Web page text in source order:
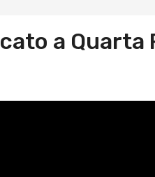
a Quarta